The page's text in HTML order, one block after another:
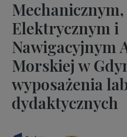
Mechanicznym,
Elektrycznym i
Nawigacyjnym
Morskiej w
wyposażenia
dydaktycznych